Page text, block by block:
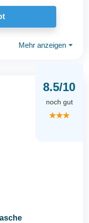
Mehr anzeigen ⏷
8.5/10
noch gut
★★★